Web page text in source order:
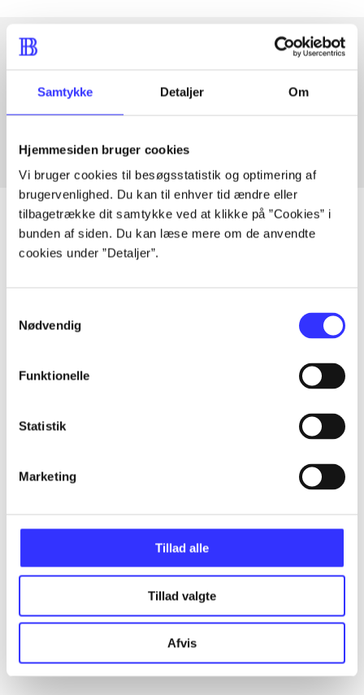
Samtykke Detaljer Om
Hjemmesiden bruger cookies
Vi bruger cookies til besøgsstatistik og optimering af
brugervenlighed. Du kan til enhver tid ændre eller
tilbagetrække dit samtykke ved at klikke på ”Cookies” i
bunden af siden. Du kan læse mere om de anvendte
cookies under ”Detaljer”.
Nødvendig
Funktionelle
Statistik
Marketing
Tillad alle
Tillad valgte
Afvis
Artikler med samme emner
Minder om